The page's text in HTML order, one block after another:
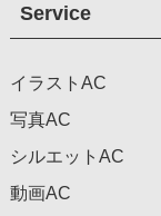
Service
イラストAC
写真AC
シルエットAC
動画AC